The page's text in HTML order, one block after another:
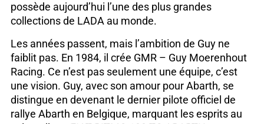
possède aujourd’hui l’une des plus grandes
collections de LADA au monde.
Les années passent, mais l’ambition de Guy ne
faiblit pas. En 1984, il crée GMR – Guy Moerenhout
Racing. Ce n’est pas seulement une équipe, c’est
une vision. Guy, avec son amour pour Abarth, se
distingue en devenant le dernier pilote officiel de
rallye Abarth en Belgique, marquant les esprits au